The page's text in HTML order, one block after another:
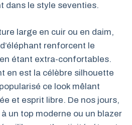
dans le style seventies.
large en cuir ou en daim,
renforcent le
étant extra-confortables.
en est la célèbre silhouette
ce look mêlant
et esprit libre. De nos jours,
un top moderne ou un blazer